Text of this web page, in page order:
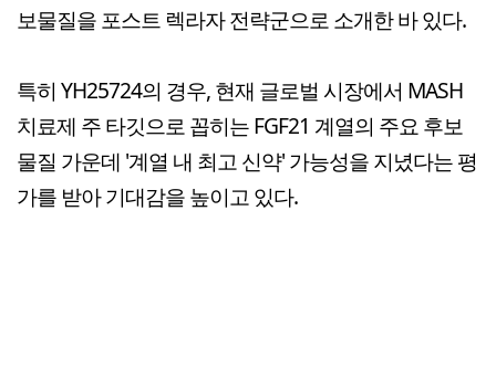
보물질을 포스트 렉라자 전략군으로 소개한 바 있다.
특히 YH25724의 경우, 현재 글로벌 시장에서 MASH
치료제 주 타깃으로 꼽히는 FGF21 계열의 주요 후보
물질 가운데 '계열 내 최고 신약' 가능성을 지녔다는 평
가를 받아 기대감을 높이고 있다.